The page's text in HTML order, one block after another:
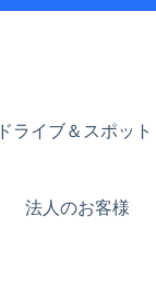
ドライブ＆スポット
法人のお客様